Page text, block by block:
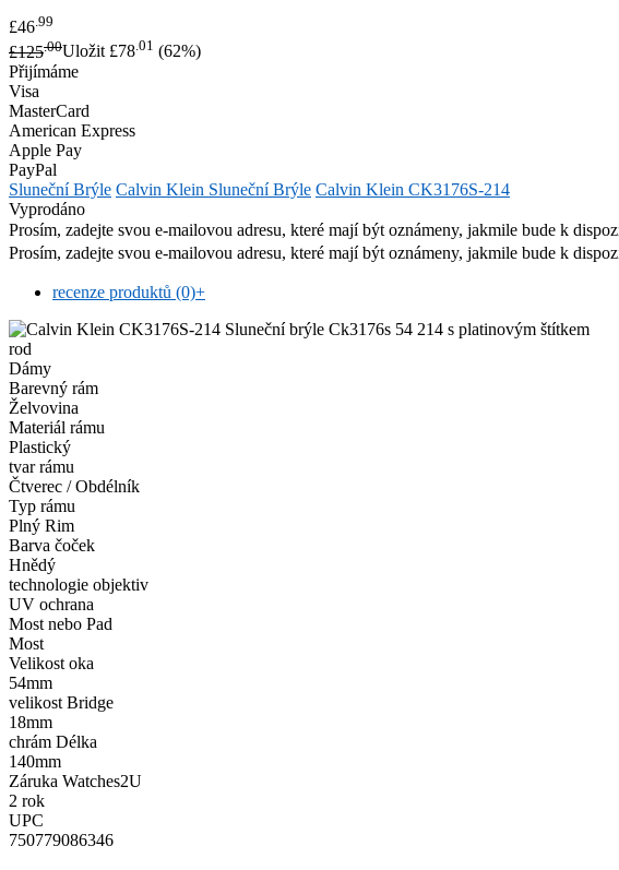
£46 .99
£125.00Uložit £78.01 (62%)
Přijímáme
Visa
MasterCard
American Express
Apple Pay
PayPal
Sluneční Brýle Calvin Klein Sluneční Brýle Calvin Klein CK3176S-214
Vyprodáno
Prosím, zadejte svou e-mailovou adresu, které mají být oznámeny, jakmile bude k
Prosím, zadejte svou e-mailovou adresu, které mají být oznámeny, jakmile bude k
recenze produktů (0)+
rod
Dámy
Barevný rám
Želvovina
Materiál rámu
Plastický
tvar rámu
Čtverec / Obdélník
Typ rámu
Plný Rim
Barva čoček
Hnědý
technologie objektiv
UV ochrana
Most nebo Pad
Most
Velikost oka
54mm
velikost Bridge
18mm
chrám Délka
140mm
Záruka Watches2U
2 rok
UPC
750779086346